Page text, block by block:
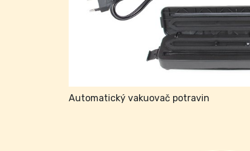
Automatický vakuovač potravin